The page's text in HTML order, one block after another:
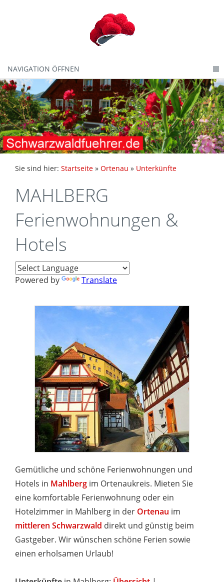
NAVIGATION ÖFFNEN
Sie sind hier: Startseite » Ortenau » Unterkünfte
MAHLBERG
Ferienwohnungen &
Hotels
Powered by Translate
Gemütliche und schöne Ferienwohnungen und
Hotels in Mahlberg im Ortenaukreis. Mieten Sie
eine komfortable Ferienwohnung oder ein
Hotelzimmer in Mahlberg in der Ortenau im
mittleren Schwarzwald direkt und günstig beim
Gastgeber. Wir wünschen schöne Ferien sowie
einen erholsamen Urlaub!